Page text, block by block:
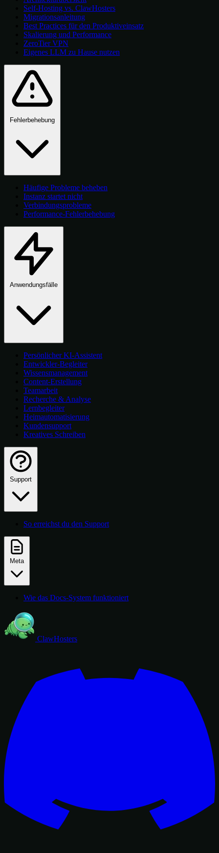
Self-Hosting vs. ClawHosters
Migrationsanleitung
Best Practices für den Produktiveinsatz
Skalierung und Performance
ZeroTier VPN
Eigenes LLM zu Hause nutzen
Fehlerbehebung
Häufige Probleme beheben
Instanz startet nicht
Verbindungsprobleme
Performance-Fehlerbehebung
Anwendungsfälle
Persönlicher KI-Assistent
Entwickler-Begleiter
Wissensmanagement
Content-Erstellung
Teamarbeit
Recherche & Analyse
Lernbegleiter
Heimautomatisierung
Kundensupport
Kreatives Schreiben
Support
So erreichst du den Support
Meta
Wie das Docs-System funktioniert
ClawHosters